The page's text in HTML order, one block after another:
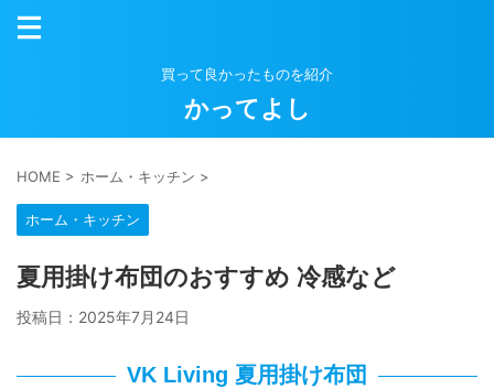
買って良かったものを紹介
かってよし
HOME > ホーム・キッチン >
ホーム・キッチン
夏用掛け布団のおすすめ 冷感など
投稿日： 2025年7月24日
VK Living 夏用掛け布団